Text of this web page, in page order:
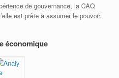
de gouvernance, la CAQ
est prête à assumer le pouvoir.
économique